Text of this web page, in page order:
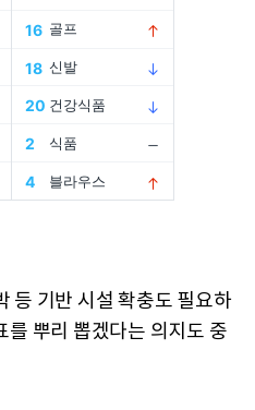
등 기반 시설 확충도 필요하
를 뿌리 뽑겠다는 의지도 중